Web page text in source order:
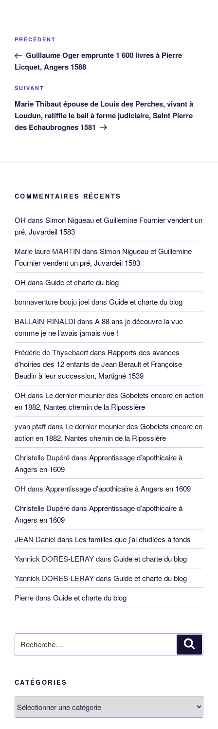
Navigation
l’article
Article
précédent
PRÉCÉDENT
Guillaume Oger emprunte 1 600 livres à Pierre
Licquet, Angers 1588
Article
suivant
SUIVANT
Marie Thibaut épouse de Louis des Perches, vivant à
Loudun, ratiffie le bail à ferme judiciaire, Saint Pierre
des Echaubrognes 1581
COMMENTAIRES RÉCENTS
OH dans Simon Nigueau et Guillemine Fournier vendent un
pré, Juvardeil 1583
Marie laure MARTIN dans Simon Nigueau et Guillemine
Fournier vendent un pré, Juvardeil 1583
OH dans Guide et charte du blog
bonnaventure bouju joeldans Guide et charte du blog
BALLAIN-RINALDI dans A 88 ans je découvre la vue
comme je ne l’avais jamais vue !
Frédéric de Thysebaertdans Rapports des avances
d’hoiries des 12 enfants de Jean Berault et Françoise
Beudin à leur succession, Martigné 1539
OH dans Le dernier meunier des Gobelets encore en action
en 1882, Nantes chemin de la Ripossière
yvan pfaffdans Le dernier meunier des Gobelets encore en
action en 1882, Nantes chemin de la Ripossière
Christelle Dupérédans Apprentissage d’apothicaire à
Angers en 1609
OH dans Apprentissage d’apothicaire à Angers en 1609
Christelle Dupérédans Apprentissage d’apothicaire à
Angers en 1609
JEAN Danieldans Les familles que j’ai étudiées à fonds
Yannick DORES-LERAYdans Guide et charte du blog
Yannick DORES-LERAYdans Guide et charte du blog
Pierredans Guide et charte du blog
pour
CATÉGORIES